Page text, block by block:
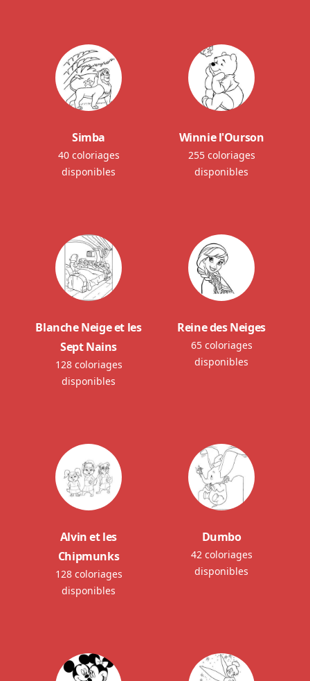
Simba
40 coloriages
disponibles
Winnie l'Ourson
255 coloriages
disponibles
Blanche Neige et les
Sept Nains
128 coloriages
disponibles
Reine des Neiges
65 coloriages
disponibles
Alvin et les
Chipmunks
128 coloriages
disponibles
Dumbo
42 coloriages
disponibles